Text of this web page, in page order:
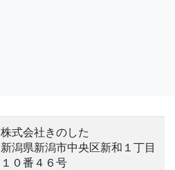
株式会社きのした
新潟県新潟市中央区新和１丁目
１０番４６号